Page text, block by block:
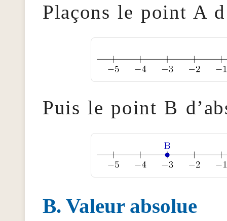
Plaçons le point A
Puis le point B
Valeur absolue